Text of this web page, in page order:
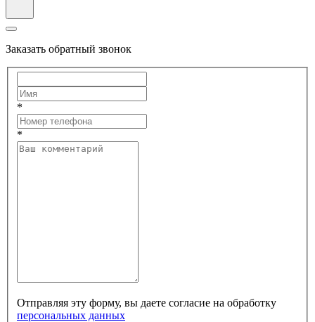
Заказать обратный звонок
*
*
Отправляя эту форму, вы даете согласие на обработку
персональных данных